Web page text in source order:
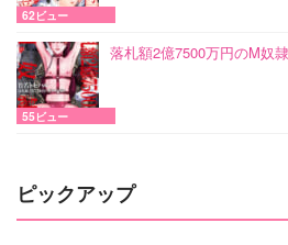
62ビュー
落札額2億7500万円のM奴
55ビュー
ピックアップ